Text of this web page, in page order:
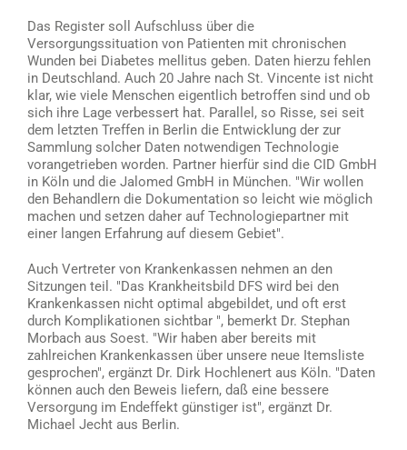
Das Register soll Aufschluss über die
Versorgungssituation von Patienten mit chronischen
Wunden bei Diabetes mellitus geben. Daten hierzu fehlen
in Deutschland. Auch 20 Jahre nach St. Vincente ist nicht
klar, wie viele Menschen eigentlich betroffen sind und ob
sich ihre Lage verbessert hat. Parallel, so Risse, sei seit
dem letzten Treffen in Berlin die Entwicklung der zur
Sammlung solcher Daten notwendigen Technologie
vorangetrieben worden. Partner hierfür sind die CID GmbH
in Köln und die Jalomed GmbH in München. "Wir wollen
den Behandlern die Dokumentation so leicht wie möglich
machen und setzen daher auf Technologiepartner mit
einer langen Erfahrung auf diesem Gebiet".
Auch Vertreter von Krankenkassen nehmen an den
Sitzungen teil. "Das Krankheitsbild DFS wird bei den
Krankenkassen nicht optimal abgebildet, und oft erst
durch Komplikationen sichtbar ", bemerkt Dr. Stephan
Morbach aus Soest. "Wir haben aber bereits mit
zahlreichen Krankenkassen über unsere neue Itemsliste
gesprochen", ergänzt Dr. Dirk Hochlenert aus Köln. "Daten
können auch den Beweis liefern, daß eine bessere
Versorgung im Endeffekt günstiger ist", ergänzt Dr.
Michael Jecht aus Berlin.